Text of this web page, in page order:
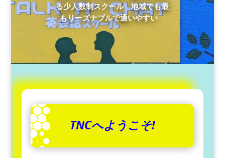
る少人数制スクール 地域でも最
もリーズナブルで通いやすい
TNCへようこそ!